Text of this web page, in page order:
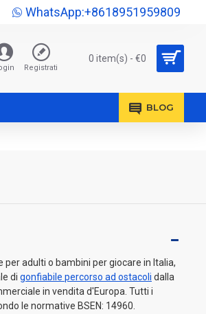
WhatsApp:+8618951959809
Registrati
0 item(s) - €0
BLOG
adulti o bambini per giocare in Italia,
di gonfiabile percorso ad ostacoli dalla
in vendita d'Europa. Tutti i
le normative BSEN: 14960.